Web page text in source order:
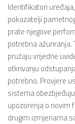
Identifikatori
pokazatelji
prate njegove
potrebna
pružaju vrijedne
otkrivanju
potrebno. Provjere
sistema
upozorenja o novim
drugim izmjenama